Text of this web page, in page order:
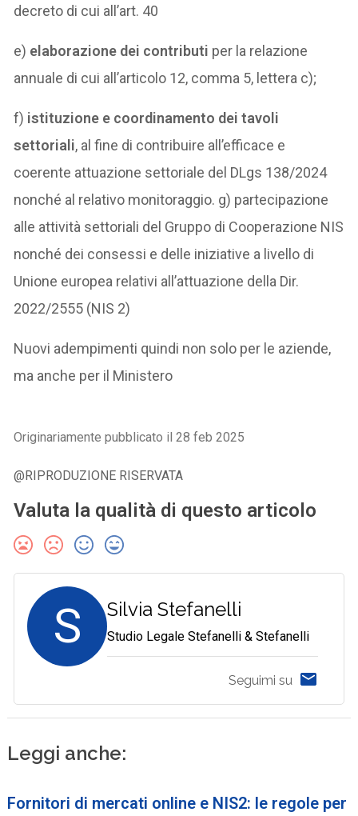
decreto di cui all’art. 40
e) elaborazione dei contributi per la relazione
annuale di cui all’articolo 12, comma 5, lettera c);
f) istituzione e coordinamento dei tavoli
settoriali, al fine di contribuire all’efficace e
coerente attuazione settoriale del DLgs 138/2024
nonché al relativo monitoraggio. g) partecipazione
alle attività settoriali del Gruppo di Cooperazione NIS
nonché dei consessi e delle iniziative a livello di
Unione europea relativi all’attuazione della Dir.
2022/2555 (NIS 2)
Nuovi adempimenti quindi non solo per le aziende,
ma anche per il Ministero
Originariamente pubblicato il 28 feb 2025
@RIPRODUZIONE RISERVATA
Valuta la qualità di questo articolo
S Silvia Stefanelli
Studio Legale Stefanelli & Stefanelli
Seguimi su
Leggi anche:
Fornitori di mercati online e NIS2: le regole per